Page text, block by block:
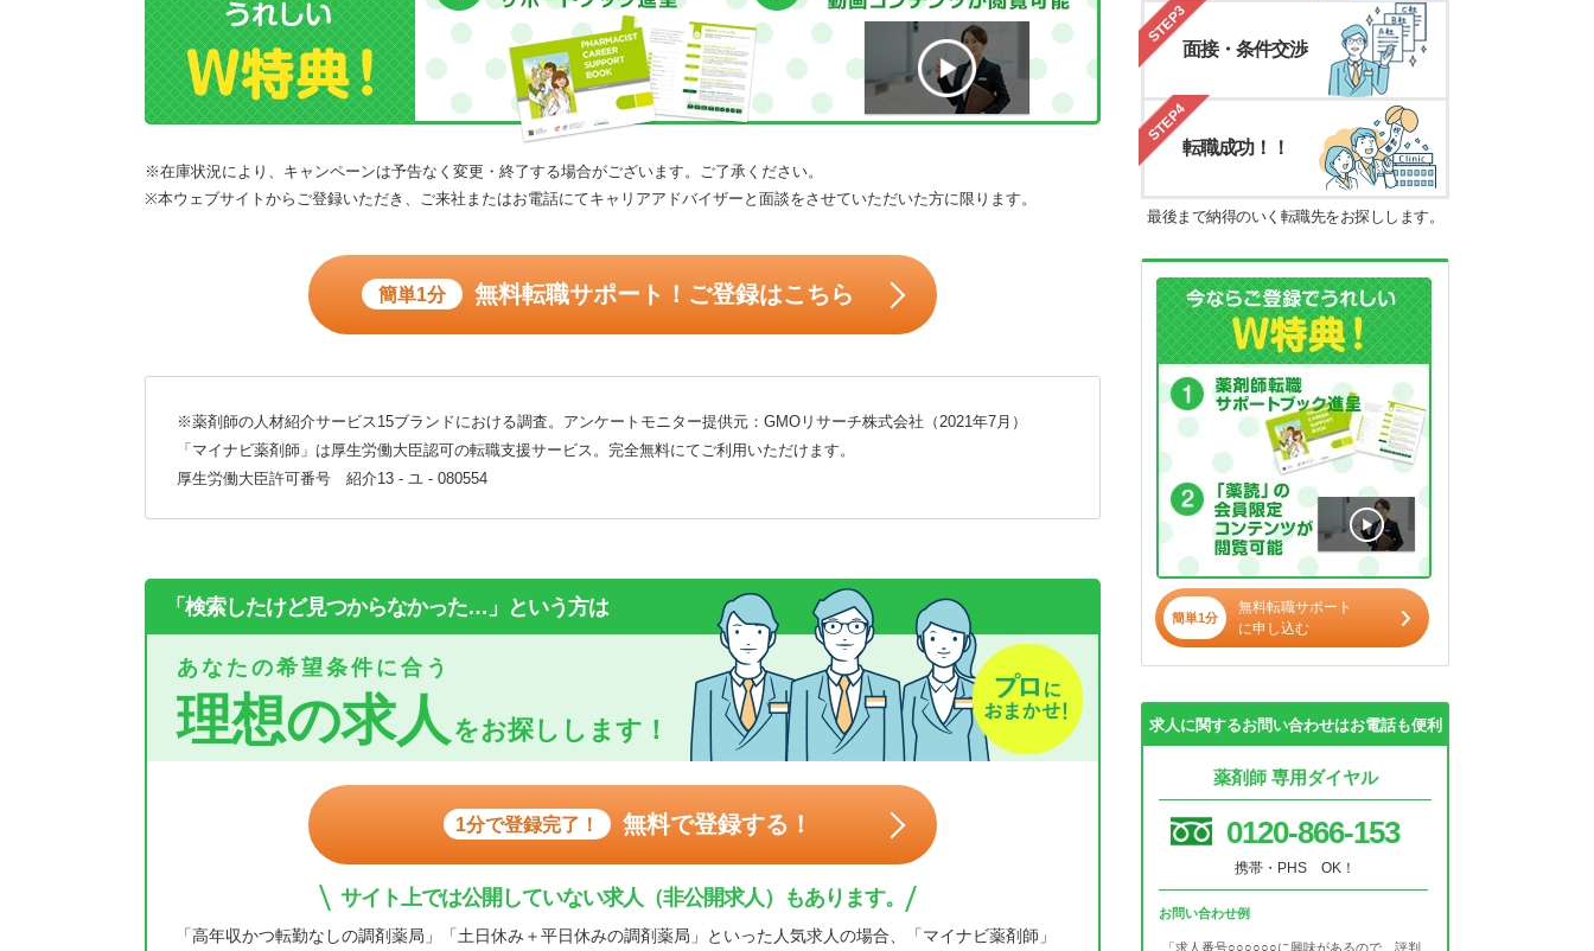
※在庫状況により、キャンペーンは予告なく変更・終了する場合がございます。ご了承ください。
※本ウェブサイトからご登録いただき、ご来社またはお電話にてキャリアアドバイザーと面談をさせていただいた方に限ります。
簡単1分 無料転職サポート！ご登録はこちら
※薬剤師の人材紹介サービス15ブランドにおける調査。アンケートモニター提供元：GMOリサーチ株式会社（2021年7月）
「マイナビ薬剤師」は厚生労働大臣認可の転職支援サービス。完全無料にてご利用いただけます。
厚生労働大臣許可番号 紹介13 - ユ - 080554
「検索したけど見つからなかった…」という方は
あなたの希望条件に合う
理想の求人をお探しします！
1分で登録完了！ 無料で登録する！
サイト上では公開していない求人（非公開求人）もあります。
「高年収かつ転勤なしの調剤薬局」「土日休み＋平日休みの調剤薬局」といった人気求人の場合、「マイナビ薬剤師」
STEP3
面接・条件交渉
STEP4
転職成功！！
最後まで納得のいく転職先をお探しします。
簡単1分
無料転職サポート
に申し込む
求人に関するお問い合わせはお電話も便利
薬剤師 専用ダイヤル
0120-866-153
携帯・PHS OK！
お問い合わせ例
「求人番号○○○○○○に興味があるので、評判